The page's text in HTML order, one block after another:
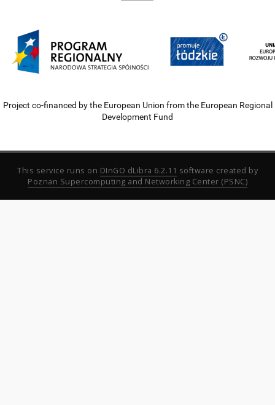
Project co-financed by the European Union from the European Regional
Development Fund
This service runs on DInGO dLibra 6.2.11 software created by
Poznan Supercomputing and Networking Center (PSNC)